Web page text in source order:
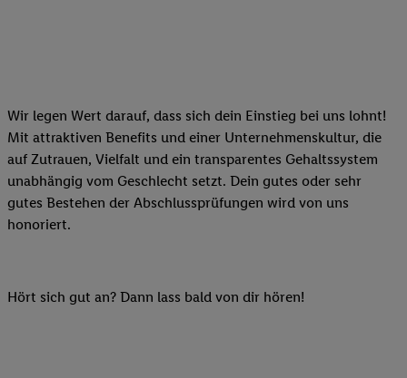
Wir legen Wert darauf, dass sich dein Einstieg bei uns lohnt!
Mit attraktiven Benefits und einer Unternehmenskultur, die
auf Zutrauen, Vielfalt und ein transparentes Gehaltssystem
unabhängig vom Geschlecht setzt. Dein gutes oder sehr
gutes Bestehen der Abschlussprüfungen wird von uns
honoriert.
Hört sich gut an? Dann lass bald von dir hören!